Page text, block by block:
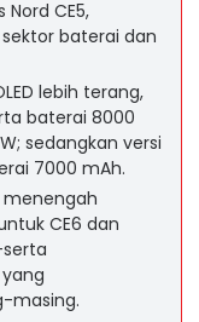
CE5,
baterai dan
lebih terang,
baterai 8000
sedangkan versi
7000 mAh.
menengah
CE6 dan
masing.